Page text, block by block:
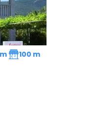
100 m